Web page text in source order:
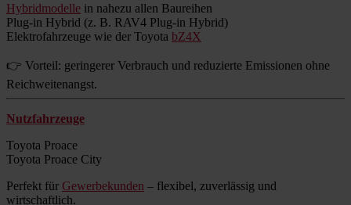
Hybridmodelle in nahezu allen Baureihen
Plug-in Hybrid (z. B. RAV4 Plug-in Hybrid)
Elektrofahrzeuge wie der Toyota bZ4X
👉 Vorteil: geringerer Verbrauch und reduzierte Emissionen ohne
Reichweitenangst.
Nutzfahrzeuge
Toyota Proace
Toyota Proace City
Perfekt für Gewerbekunden – flexibel, zuverlässig und
wirtschaftlich.